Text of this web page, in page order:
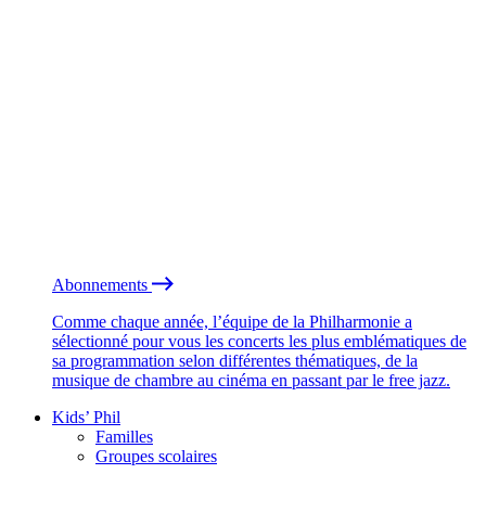
Abonnements
Comme chaque année, l’équipe de la Philharmonie a
sélectionné pour vous les concerts les plus emblématiques de
sa programmation selon différentes thématiques, de la
musique de chambre au cinéma en passant par le free jazz.
Kids’ Phil
Familles
Groupes scolaires